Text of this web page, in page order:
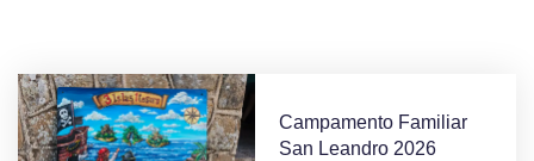
Campamento Familiar
San Leandro 2026